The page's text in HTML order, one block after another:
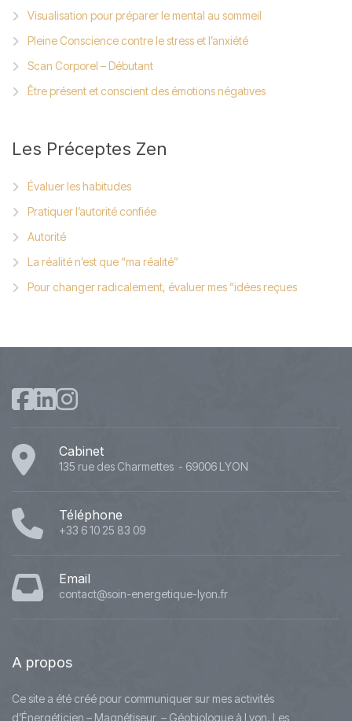
Visualisation pour préparer le mental au sommeil
Pleine Conscience contre le stress et l’anxiété
Scan Corporel – Débutant
Être présent et conscient des émotions négatives
Les Préceptes Zen
Évaluer les habitudes
Pratiquer l’autorité confiée
Autorité
La réalité n’est que “ma réalité”
Pour changer radicalement, évaluer mes “idées reçues
Cabinet
135 rue des Charmettes - 69006 LYON
Téléphone
+33 6 10 25 83 09
Email
contact@soin-energetique-lyon.fr
A propos
Ce site a été créé pour communiquer sur mes activités
d’Énergéticien – Magnétiseur – Géobiologue à Lyon. Les